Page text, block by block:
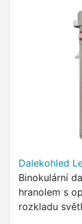
Dalekohled
Binokulární
hranolem s
rozkladu